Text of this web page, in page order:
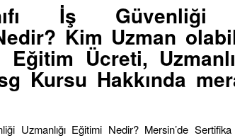
İş Güvenliği
Kim Uzman
Eğitim Ücreti,
Kursu Hakkında
Uzmanlığı Eğitimi Nedir? Mersin’de Sertifika